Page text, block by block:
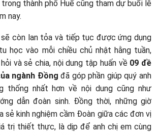
thành phố Huế cũng tham dự buổi lễ
nay.
còn lan tỏa và tiếp tục được ứng dụng
học vào mỗi chiều chủ nhật hằng tuần,
và sẻ chia, nội dung tập huấn về 09 đề
ngành Đồng đã góp phần giúp quý anh
thống nhất hơn về nội dung cũng như
dẫn đoàn sinh. Đồng thời, những giờ
sẻ kinh nghiệm cầm Đoàn giữa các đơn vị
trị thiết thực, là dịp để anh chị em cùng